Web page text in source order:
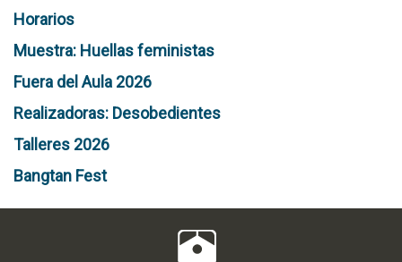
Horarios
Muestra: Huellas feministas
Fuera del Aula 2026
Realizadoras: Desobedientes
Talleres 2026
Bangtan Fest